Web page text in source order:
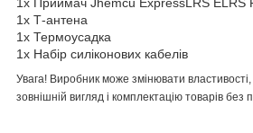
1х Приймач Jhemcu ExpressLRS ELRS
1х Т-антена
1х Термоусадка
1х Набір силіконових кабелів
Увага! Виробник може змінювати
зовнішній вигляд і комплектацію товарів